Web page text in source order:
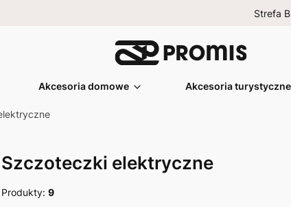
Strefa
Akcesoria domowe Akcesoria turystyczne
Szczoteczki elektryczne
Produkty: 9